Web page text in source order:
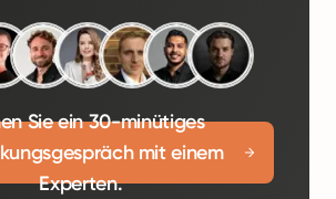
Sie ein 30-minütiges
mit einem
Experten.